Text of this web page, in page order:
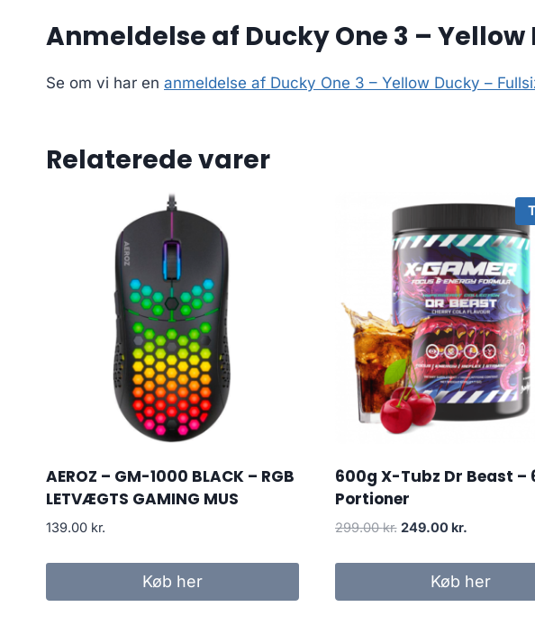
Anmeldelse af Ducky One 3 –
Se om vi har en anmeldelse af Ducky One 3 – Yellow Ducky –
Relaterede varer
AEROZ – GM-1000 BLACK – RGB
LETVÆGTS GAMING MUS
139.00 kr.
Køb her
600g X-Tubz Dr Beast –
Portioner
299.00kr. Original
was:
299.00 kr..
249.00 kr.Current
is:
249.00 kr..
Køb her